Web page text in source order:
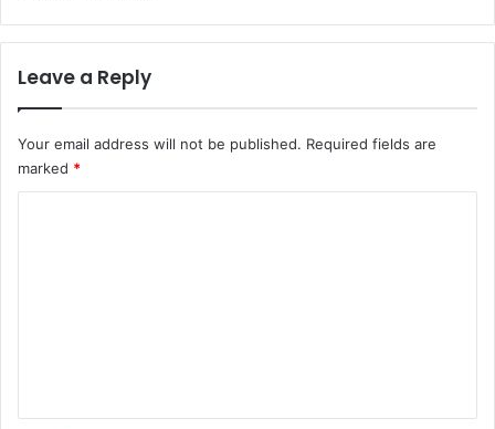
Leave a Reply
Your email address will not be published. Required fields are
marked *